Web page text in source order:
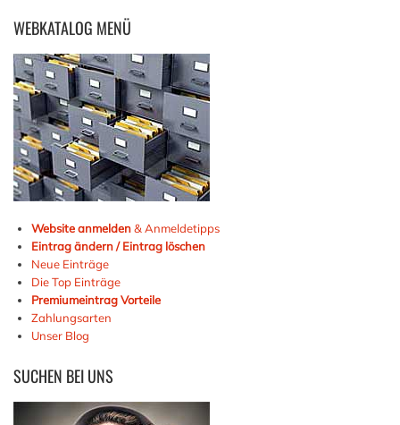
WEBKATALOG MENÜ
Website anmelden& Anmeldetipps
Eintrag ändern / Eintrag löschen
Neue Einträge
Die Top Einträge
Premiumeintrag Vorteile
Zahlungsarten
Unser Blog
SUCHEN BEI UNS